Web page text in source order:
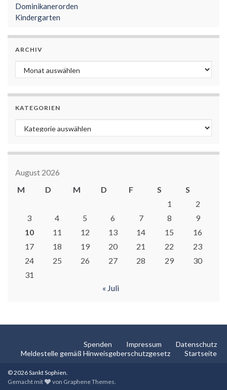
Dominikanerorden
Kindergarten
ARCHIV
Archiv
KATEGORIEN
Kategorien
August 2026
M
D M D F S
S
1
2
3
4 5 6 7 8
9
10
11 12 13 14 15
16
17
18 19 20 21 22
23
24
25 26 27 28 29
30
31
« Juli
Spenden Impressum
Datenschutz
Meldestelle gemäß Hinweisgeberschutzgesetz
Startseite
© 2026 Sankt Sophien.
Gemacht mit
von Graphene Themes